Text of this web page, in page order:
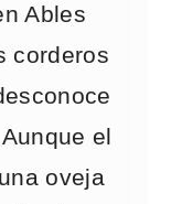
Ables
corderos
el
oveja